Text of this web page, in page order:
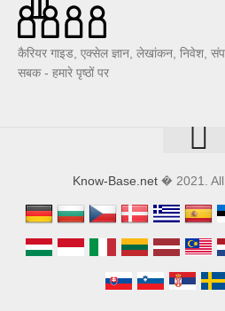
कैरियर गाइड, एक्सेल ज्ञान, लेखांकन, निवेश,
सबक - हमारे पृष्ठों पर
Know-Base.net � 2021. All